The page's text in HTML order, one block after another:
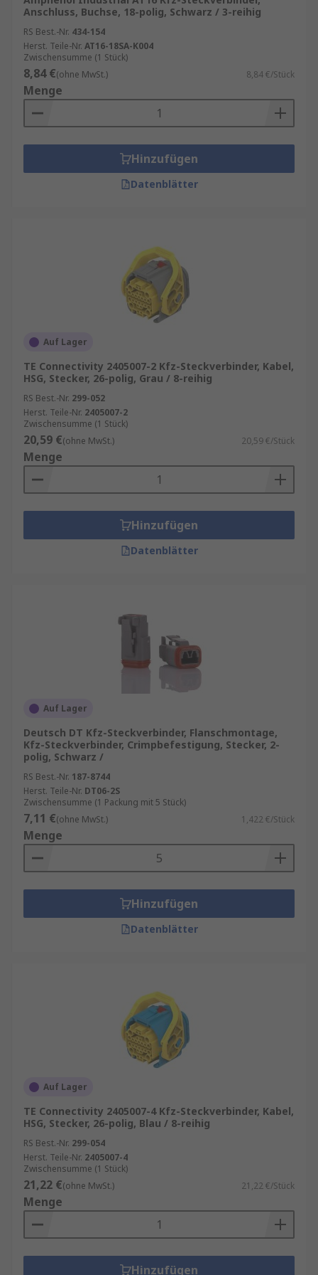
Steckverbinder für Kraftfahrzeuge sind für eine
Reihe von Anwendungen erhältlich. Dazu gehört
das Herstellen von schützenden Kabel-zu-Kabel-
Verbindungen oder das Bereitstellen von
Mehrfachsteckdosen aus einem einzigen
traditionellen Zigarettenanzünder.
Eigenschaften und Vorteile von KFZ
Steckverbinder sind einfach zu stecken und
Robust, kompakt und zuverlässig
Hohe Kontaktdichte
Sehr verlässliche Leistung unter extremen
Bedingungen
Leicht montierbare Steckverbindersätze
erhältlich
KFZ-Steckverbinder kaufen
Unser Sortiment an KFZ-Steckern enthält
Qualitätsprodukte von Marken wieTE
Connectivity
Delphi
Amphenol Industrial. Informationen zur
spätesten Bestelluhrzeit für eine garantierte
Lieferung am nächsten Werktag sowie zum
Mindestbestellwert für eine kostenfreie
RS Inventory Solutions
Hier finden Sie weitere elektrischeKFZ-
für Ihren Bedarf.
Anschluss, Buchse, 18-polig, Schwarz / 3-reihig
RS Best.-Nr. 434-154
Herst. Teile-Nr. AT16-18SA-K004
Zwischensumme (1 Stück)
8,84 €(ohne MwSt.) 8,84 €/Stück
Menge
Hinzufügen
Datenblätter
Auf Lager
TE Connectivity 2405007-2 Kfz-Steckverbinder, Kabel,
HSG, Stecker, 26-polig, Grau / 8-reihig
RS Best.-Nr. 299-052
Herst. Teile-Nr. 2405007-2
Zwischensumme (1 Stück)
20,59 €(ohne MwSt.) 20,59 €/Stück
Menge
Hinzufügen
Datenblätter
Auf Lager
Deutsch DT Kfz-Steckverbinder, Flanschmontage,
Kfz-Steckverbinder, Crimpbefestigung, Stecker, 2-
polig, Schwarz /
RS Best.-Nr. 187-8744
Herst. Teile-Nr. DT06-2S
Zwischensumme (1 Packung mit 5 Stück)
7,11 €(ohne MwSt.) 1,422 €/Stück
Menge
Hinzufügen
Datenblätter
Auf Lager
TE Connectivity 2405007-4 Kfz-Steckverbinder, Kabel,
HSG, Stecker, 26-polig, Blau / 8-reihig
RS Best.-Nr. 299-054
Herst. Teile-Nr. 2405007-4
Zwischensumme (1 Stück)
21,22 €(ohne MwSt.) 21,22 €/Stück
Menge
Hinzufügen